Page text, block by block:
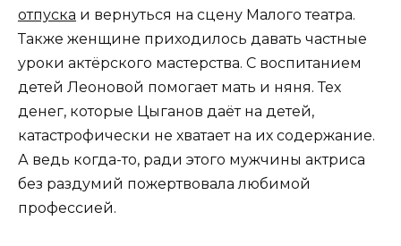
отпуска и вернуться на сцену Малого театра.
Также женщине приходилось давать частные
уроки актёрского мастерства. С воспитанием
детей Леоновой помогает мать и няня. Тех
денег, которые Цыганов даёт на детей,
катастрофически не хватает на их содержание.
А ведь когда-то, ради этого мужчины актриса
без раздумий пожертвовала любимой
профессией.